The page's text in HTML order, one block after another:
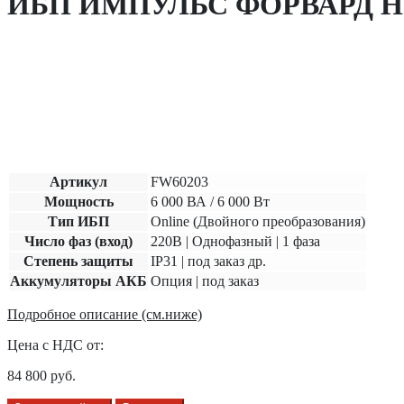
Артикул
FW60203
Мощность
6 000 ВА / 6 000 Вт
Тип ИБП
Online (Двойного преобразования)
Число фаз (вход)
220В | Однофазный | 1 фаза
Степень защиты
IP31 | под заказ др.
Аккумуляторы АКБ Опция | под заказ
Подробное описание (см.ниже)
Цена с НДС от:
84 800 руб.